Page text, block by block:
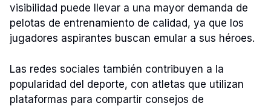
visibilidad puede llevar a una mayor demanda de
pelotas de entrenamiento de calidad, ya que los
jugadores aspirantes buscan emular a sus héroes.
Las redes sociales también contribuyen a la
popularidad del deporte, con atletas que utilizan
plataformas para compartir consejos de